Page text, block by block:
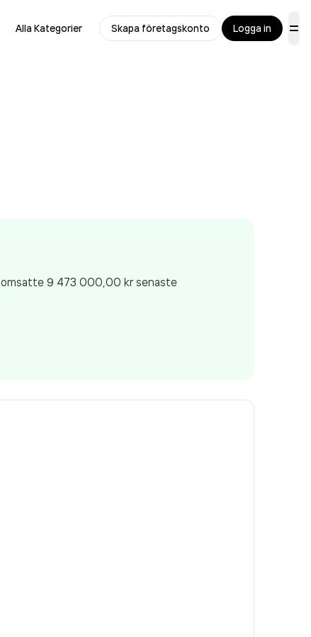
Alla Kategorier Skapa företagskonto Logga in
omsatte 9 473 000,00 krsenaste